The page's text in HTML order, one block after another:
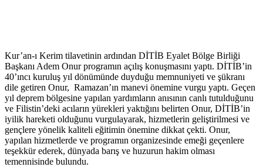
Kur’an-ı Kerim tilavetinin ardından DİTİB Eyalet Bölge Birliği
Başkanı Adem Onur programın açılış konuşmasını yaptı. DİTİB’in
40’ıncı kuruluş yıl dönümünde duyduğu memnuniyeti ve şükranı
dile getiren Onur, Ramazan’ın manevi önemine vurgu yaptı. Geçen
yıl deprem bölgesine yapılan yardımların anısının canlı tutulduğunu
ve Filistin’deki acıların yürekleri yaktığını belirten Onur, DİTİB’in
iyilik hareketi olduğunu vurgulayarak, hizmetlerin geliştirilmesi ve
gençlere yönelik kaliteli eğitimin önemine dikkat çekti. Onur,
yapılan hizmetlerde ve programın organizesinde emeği geçenlere
teşekkür ederek, dünyada barış ve huzurun hakim olması
temennisinde bulundu.